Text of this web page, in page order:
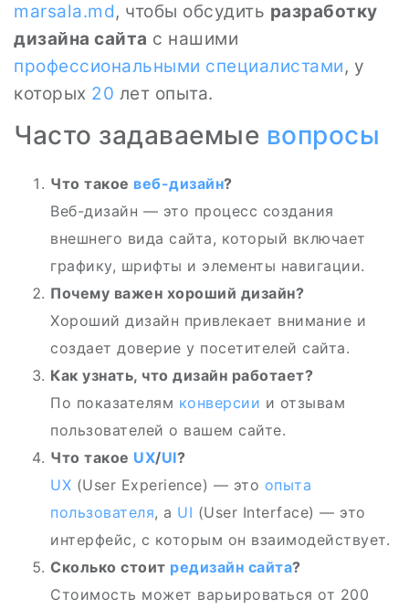
marsala.md, чтобы обсудить разработку
дизайна сайта с нашими
профессиональными специалистами, у
которых 20 лет опыта.
Часто задаваемые вопросы
Что такое веб-дизайн?
Веб-дизайн — это процесс создания
внешнего вида сайта, который включает
графику, шрифты и элементы навигации.
Почему важен хороший дизайн?
Хороший дизайн привлекает внимание и
создает доверие у посетителей сайта.
Как узнать, что дизайн работает?
По показателям конверсии и отзывам
пользователей о вашем сайте.
Что такое UX/UI?
UX (User Experience) — это опыта
пользователя, а UI (User Interface) — это
интерфейс, с которым он взаимодействует.
Сколько стоит редизайн сайта?
Стоимость может варьироваться от 200